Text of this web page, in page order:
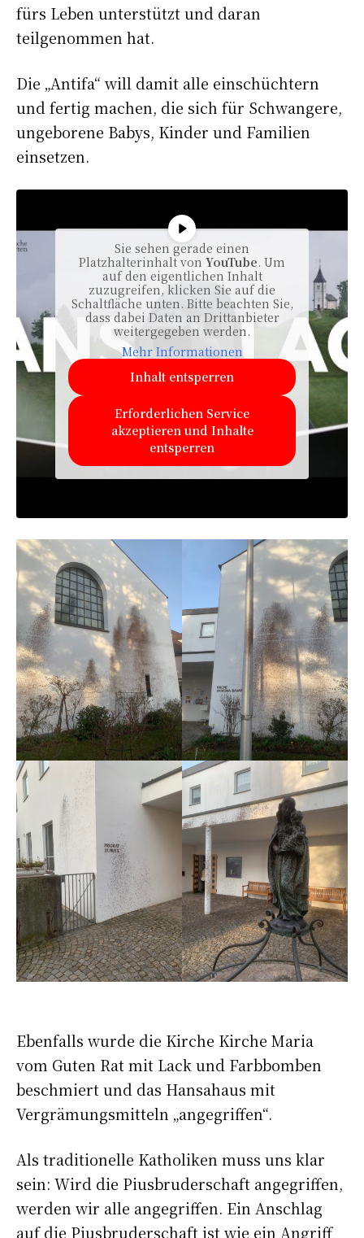
fürs Leben unterstützt und daran
teilgenommen hat.
Die „Antifa“ will damit alle einschüchtern
und fertig machen, die sich für Schwangere,
ungeborene Babys, Kinder und Familien
einsetzen.
Sie sehen gerade einen
Platzhalterinhalt von YouTube. Um
auf den eigentlichen Inhalt
zuzugreifen, klicken Sie auf die
Schaltfläche unten. Bitte beachten Sie,
dass dabei Daten an Drittanbieter
weitergegeben werden.
Mehr Informationen
Inhalt entsperren
Erforderlichen Service
akzeptieren und Inhalte
entsperren
Ebenfalls wurde die Kirche Kirche Maria
vom Guten Rat mit Lack und Farbbomben
beschmiert und das Hansahaus mit
Vergrämungsmitteln „angegriffen“.
Als traditionelle Katholiken muss uns klar
sein: Wird die Piusbruderschaft angegriffen,
werden wir alle angegriffen. Ein Anschlag
auf die Piusbruderschaft ist wie ein Angriff